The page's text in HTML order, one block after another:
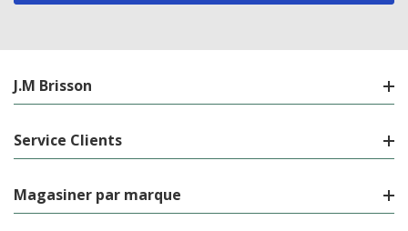
J.M Brisson
Service Clients
Magasiner par marque